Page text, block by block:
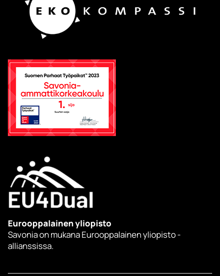
Eurooppalainen yliopisto
Savonia on mukana Eurooppalainen yliopisto -
allianssissa.